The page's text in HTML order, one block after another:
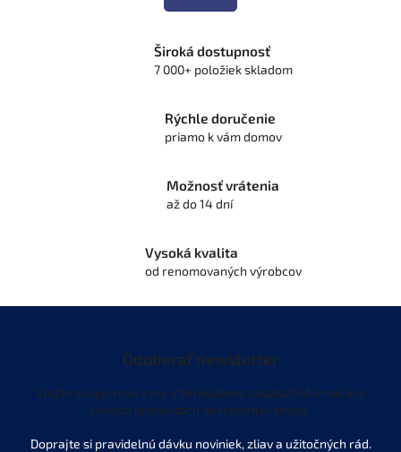
c
i
r
v
v
ý
s
u
a
n
Široká dostupnosť
7 000+ položiek skladom
Rýchle doručenie
priamo k vám domov
Možnosť vrátenia
až do 14 dní
Vysoká kvalita
od renomovaných výrobcov
Odoberať newsletter
Vložte svoj e-mail a my Vám budeme zasielať informácie o
nových produktoch na našom e-shope.